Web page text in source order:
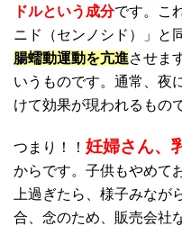
ドルという成分です。こ
ニド（センノシド）」と
腸蠕動運動を亢進させま
いうものです。通常、夜
けて効果が現われるもの
つまり！！ 妊婦さん、
からです。子供もやめて
上過ぎたら、様子みな
合、念のため、販売会社